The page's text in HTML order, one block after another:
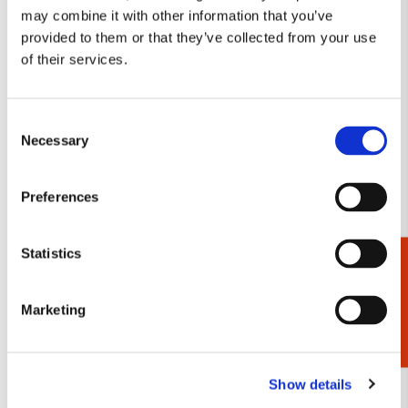
may combine it with other information that you’ve
provided to them or that they’ve collected from your use
of their services.
Selection
Necessary
Preferences
Statistics
Marketing
Show details
Tote bag: Composition
with Large Red Plane, Piet
Mondriaan
VOEG TOE
Tote bag: Joseph Jakob von
Plenck, The Fitzwilliam
VOEG TOE
aan
Tote bag: Franciens katten,
Cadeaukiezer